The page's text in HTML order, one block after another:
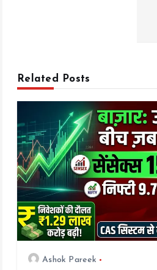
a
o
n
Related Posts
Ashok Pareek